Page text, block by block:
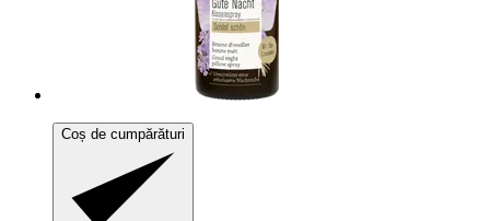
Coș de cumpărături